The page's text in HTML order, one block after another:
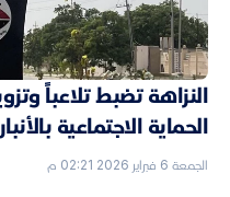
الحماية الاجتماعية بالأنبار
الجمعة 6 فبراير 2026 02:21 م